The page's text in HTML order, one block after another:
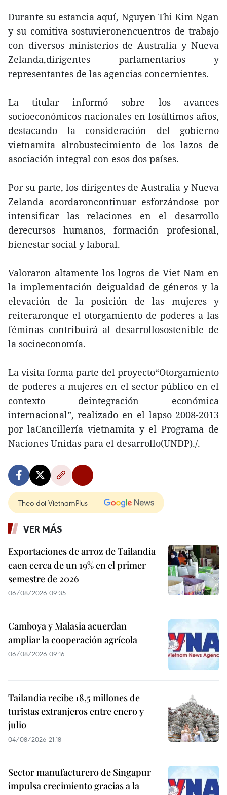
Durante su estancia aquí, Nguyen Thi Kim Ngan
y su comitiva sostuvieronencuentros de trabajo
con diversos ministerios de Australia y Nueva
Zelanda,dirigentes parlamentarios y
representantes de las agencias concernientes.
La titular informó sobre los avances
socioeconómicos nacionales en losúltimos años,
destacando la consideración del gobierno
vietnamita alrobustecimiento de los lazos de
asociación integral con esos dos países.
Por su parte, los dirigentes de Australia y Nueva
Zelanda acordaroncontinuar esforzándose por
intensificar las relaciones en el desarrollo
derecursos humanos, formación profesional,
bienestar social y laboral.
Valoraron altamente los logros de Viet Nam en
la implementación deigualdad de géneros y la
elevación de la posición de las mujeres y
reiteraronque el otorgamiento de poderes a las
féminas contribuirá al desarrollosostenible de
la socioeconomía.
La visita forma parte del proyecto“Otorgamiento
de poderes a mujeres en el sector público en el
contexto deintegración económica
internacional”, realizado en el lapso 2008-2013
por laCancillería vietnamita y el Programa de
Naciones Unidas para el desarrollo(UNDP)./.
Theo dõi VietnamPlus
VER MÁS
Exportaciones de arroz de Tailandia
caen cerca de un 19% en el primer
semestre de 2026
06/08/2026 09:35
Camboya y Malasia acuerdan
ampliar la cooperación agrícola
06/08/2026 09:16
Tailandia recibe 18,5 millones de
turistas extranjeros entre enero y
julio
04/08/2026 21:18
Sector manufacturero de Singapur
impulsa crecimiento gracias a la